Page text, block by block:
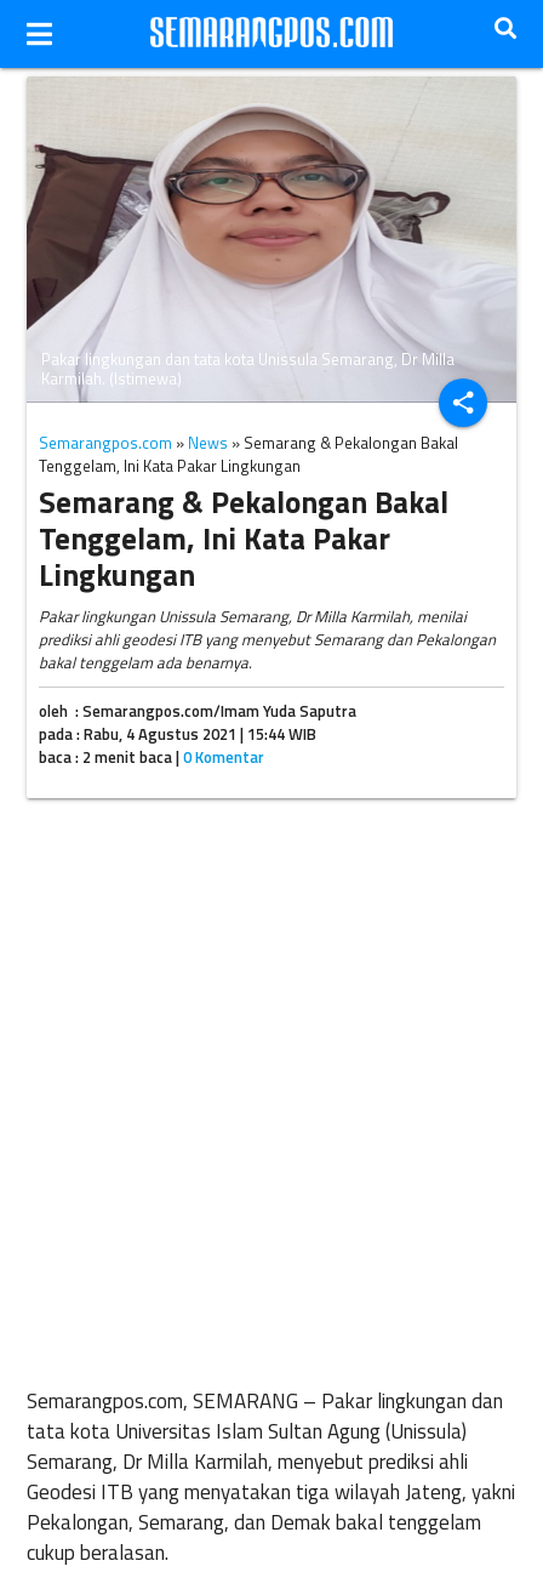
share
Pakar lingkungan dan tata kota Unissula Semarang, Dr Milla
Karmilah. (Istimewa)
Semarangpos.com » News » Semarang & Pekalongan Bakal
Tenggelam, Ini Kata Pakar Lingkungan
Semarang & Pekalongan Bakal
Tenggelam, Ini Kata Pakar
Lingkungan
Pakar lingkungan Unissula Semarang, Dr Milla Karmilah, menilai
prediksi ahli geodesi ITB yang menyebut Semarang dan Pekalongan
bakal tenggelam ada benarnya.
oleh : Semarangpos.com/Imam Yuda Saputra
pada : Rabu, 4 Agustus 2021 | 15:44 WIB
baca : 2 menit baca |0 Komentar
Semarangpos.com, SEMARANG – Pakar lingkungan dan
tata kota Universitas Islam Sultan Agung (Unissula)
Semarang, Dr Milla Karmilah, menyebut prediksi ahli
Geodesi ITB yang menyatakan tiga wilayah Jateng, yakni
Pekalongan, Semarang, dan Demak bakal tenggelam
cukup beralasan.